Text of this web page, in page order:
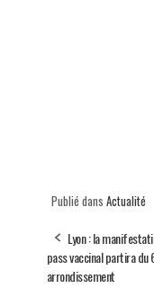
Publié dans Actualité
Lyon : la
pass vaccinal partira du
arrondissement